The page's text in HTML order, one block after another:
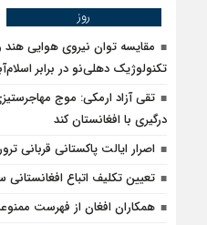
روز
مقایسه توان نیروی هوایی هند
تکنولوژیک دهلی‌نو در برابر
تقی آزاد ارمکی: موج
درگیری با افغانستان کند
اصرار ایالت پاکستانی قربانی
تعیین تکلیف اتباع
همکاران افغان از فهرست